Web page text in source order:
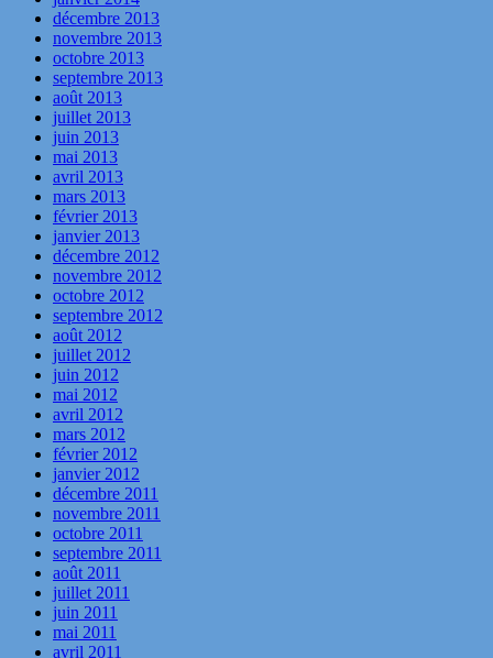
décembre 2013
novembre 2013
octobre 2013
septembre 2013
août 2013
juillet 2013
juin 2013
mai 2013
avril 2013
mars 2013
février 2013
janvier 2013
décembre 2012
novembre 2012
octobre 2012
septembre 2012
août 2012
juillet 2012
juin 2012
mai 2012
avril 2012
mars 2012
février 2012
janvier 2012
décembre 2011
novembre 2011
octobre 2011
septembre 2011
août 2011
juillet 2011
juin 2011
mai 2011
avril 2011